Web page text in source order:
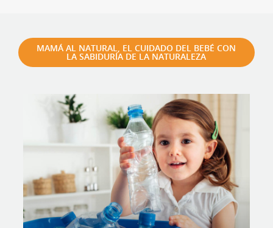
MAMÁ AL NATURAL, EL CUIDADO DEL BEBÉ CON
LA SABIDURÍA DE LA NATURALEZA